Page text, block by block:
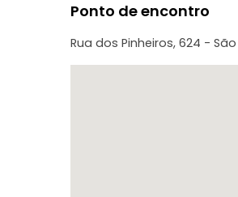
. Quarta, sexta e domingo, às
. Ponto de encontro: em
"Rua dos Pinheiros, 624"
. Termina por volta das 13h
. NÃO é permitida a
Ponto de encontro
Rua dos Pinheiros, 624 -